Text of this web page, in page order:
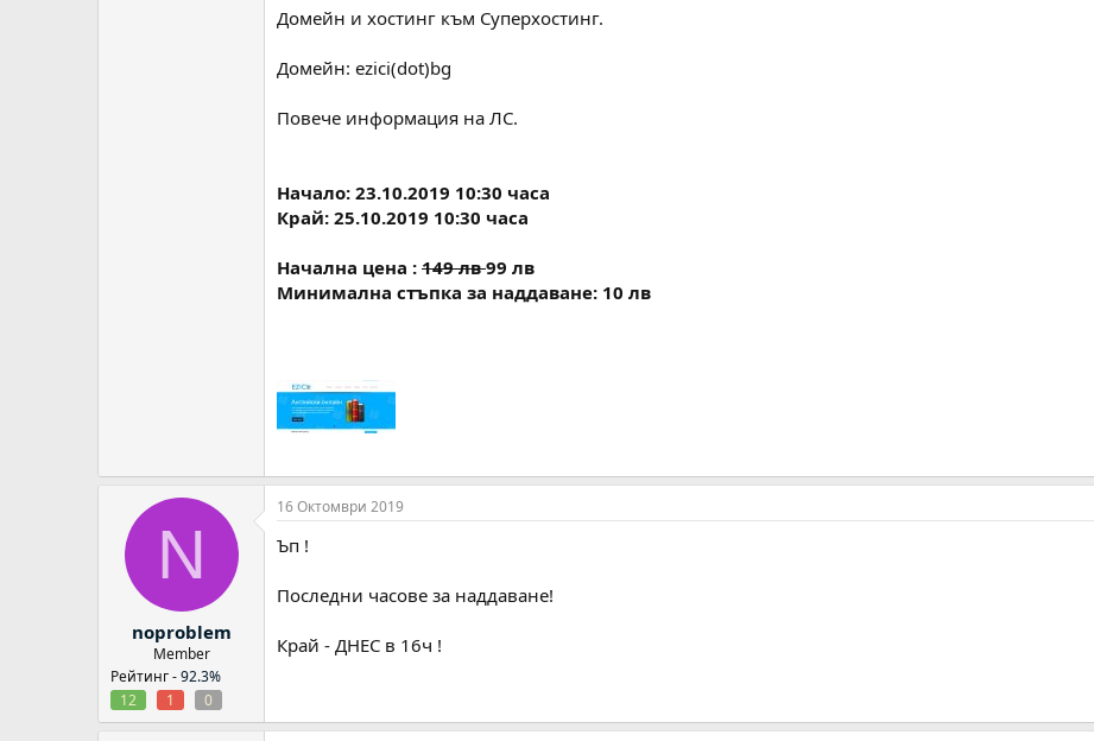
Домейн и хостинг към Суперхостинг.
Домейн: ezici(dot)bg
Повече информация на ЛС.
Начало: 23.10.2019 10:30 часа
Край: 25.10.2019 10:30 часа
Начална цена : 149 лв99 лв
Минимална стъпка за наддаване: 10 лв
N
noproblem
Member
Рейтинг -92.3%
12
1 0
16 Октомври 2019
Ъп !
Последни часове за наддаване!
Край - ДНЕС в 16ч !